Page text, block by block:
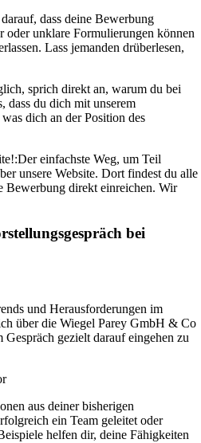
dass deine Bewerbung
oder unklare Formulierungen können
Lass jemanden drüberlesen,
sprich direkt an, warum du bei
dass du dich mit unserem
dich an der Position des
Der einfachste Weg, um Teil
unsere Website. Dort findest du alle
Bewerbung direkt einreichen. Wir
bei
und Herausforderungen im
über die Wiegel Parey GmbH & Co
gezielt darauf eingehen zu
aus deiner bisherigen
ein Team geleitet oder
helfen dir, deine Fähigkeiten